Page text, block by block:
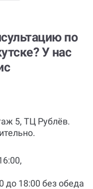
по
У нас
5, ТЦ Рублёв.
до 18:00 без обеда